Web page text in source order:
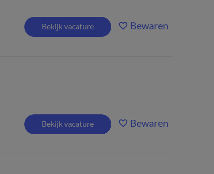
Bekijk vacature Bewaren
Bekijk vacature Bewaren